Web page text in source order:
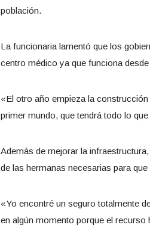
población.
La funcionaria lamentó que los
centro médico ya que funciona
«El otro año empieza la
primer mundo, que tendrá todo lo
Además de mejorar la
de las hermanas necesarias para
«Yo encontré un seguro totalmente
en algún momento porque el